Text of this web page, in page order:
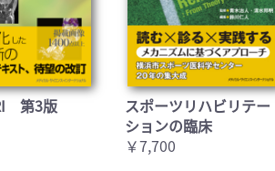
第3版
スポーツリハビリテー
ションの臨床
￥7,700